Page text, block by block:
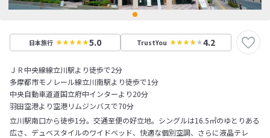
日本旅行 5.0 TrustYou 4.2
ＪＲ中央線線立川駅より徒歩で2分
多摩都市モノレール線立川南駅より徒歩で1分
中央自動車道道国立府中インターより20分
羽田空港より空港リムジンバスで70分
立川駅南口から徒歩1分。交通至便の好立地。シングルは16.5㎡のゆとりある
広さ、デュベスタイルのワイドベッド、快適な個別空調、さらに液晶テレ